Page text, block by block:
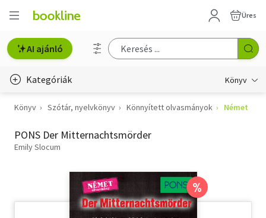
Üres
AI ajánló
Kategóriák Könyv
Életmód, egészség
Erotika
Könyv Szótár, nyelvkönyv Könnyített olvasmányok Német
PONS Der Mitternachtsmörder
Emily Slocum
%